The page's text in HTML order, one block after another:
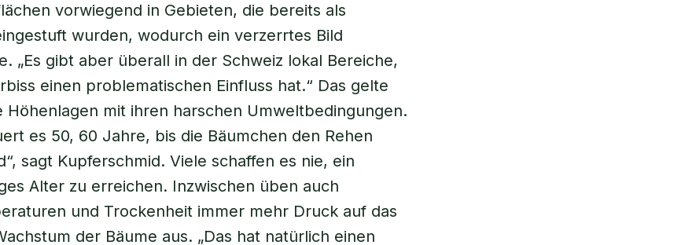
vorwiegend in Gebieten, die bereits als
wurden, wodurch ein verzerrtes Bild
„Es gibt aber überall in der Schweiz lokal Bereiche,
einen problematischen Einfluss hat.“ Das gelte
Höhenlagen mit ihren harschen Umweltbedingungen.
es 50, 60 Jahre, bis die Bäumchen den Rehen
sagt Kupferschmid. Viele schaffen es nie, ein
Alter zu erreichen. Inzwischen üben auch
und Trockenheit immer mehr Druck auf das
der Bäume aus. „Das hat natürlich einen